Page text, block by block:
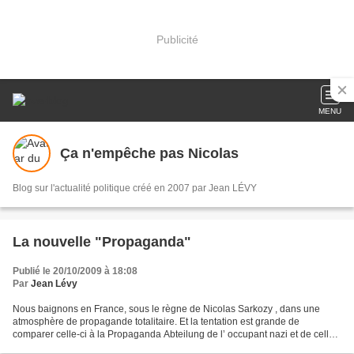
Publicité
MENU
Ça n'empêche pas Nicolas
Blog sur l'actualité politique créé en 2007 par Jean LÉVY
La nouvelle "Propaganda"
Publié le 20/10/2009 à 18:08
Par Jean Lévy
Nous baignons en France, sous le règne de Nicolas Sarkozy , dans une
atmosphère de propagande totalitaire. Et la tentation est grande de
comparer celle-ci à la Propaganda Abteilung de l’ occupant nazi et de celle